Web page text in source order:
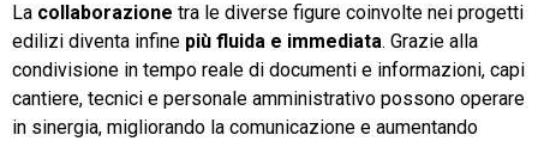
La collaborazione tra le diverse figure coinvolte nei progetti
edilizi diventa infine più fluida e immediata. Grazie alla
condivisione in tempo reale di documenti e informazioni, capi
cantiere, tecnici e personale amministrativo possono operare
in sinergia, migliorando la comunicazione e aumentando